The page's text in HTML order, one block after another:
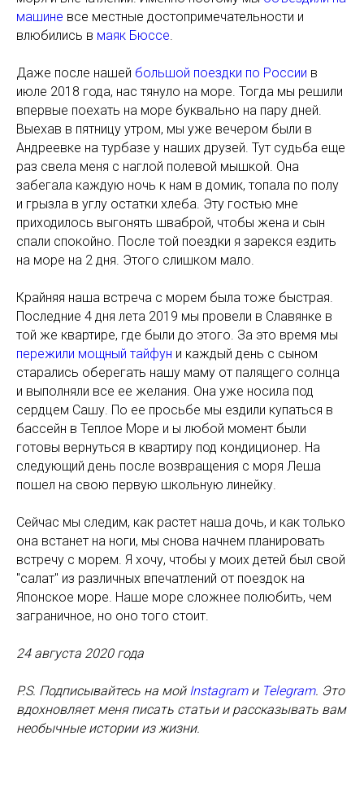
машине все местные достопримечательности и
влюбились в маяк Бюссе.
Даже после нашей большой поездки по России в
июле 2018 года, нас тянуло на море. Тогда мы решили
впервые поехать на море буквально на пару дней.
Выехав в пятницу утром, мы уже вечером были в
Андреевке на турбазе у наших друзей. Тут судьба еще
раз свела меня с наглой полевой мышкой. Она
забегала каждую ночь к нам в домик, топала по полу
и грызла в углу остатки хлеба. Эту гостью мне
приходилось выгонять шваброй, чтобы жена и сын
спали спокойно. После той поездки я зарекся ездить
на море на 2 дня. Этого слишком мало.
Крайняя наша встреча с морем была тоже быстрая.
Последние 4 дня лета 2019 мы провели в Славянке в
той же квартире, где были до этого. За это время мы
пережили мощный тайфун и каждый день с сыном
старались оберегать нашу маму от палящего солнца
и выполняли все ее желания. Она уже носила под
сердцем Сашу. По ее просьбе мы ездили купаться в
бассейн в Теплое Море и ы любой момент были
готовы вернуться в квартиру под кондиционер. На
следующий день после возвращения с моря Леша
пошел на свою первую школьную линейку.
Сейчас мы следим, как растет наша дочь, и как только
она встанет на ноги, мы снова начнем планировать
встречу с морем. Я хочу, чтобы у моих детей был свой
"салат" из различных впечатлений от поездок на
Японское море. Наше море сложнее полюбить, чем
заграничное, но оно того стоит.
24 августа 2020 года
P.S. Подписывайтесь на мой Instagramи Telegram. Это
вдохновляет меня писать статьи и рассказывать вам
необычные истории из жизни.